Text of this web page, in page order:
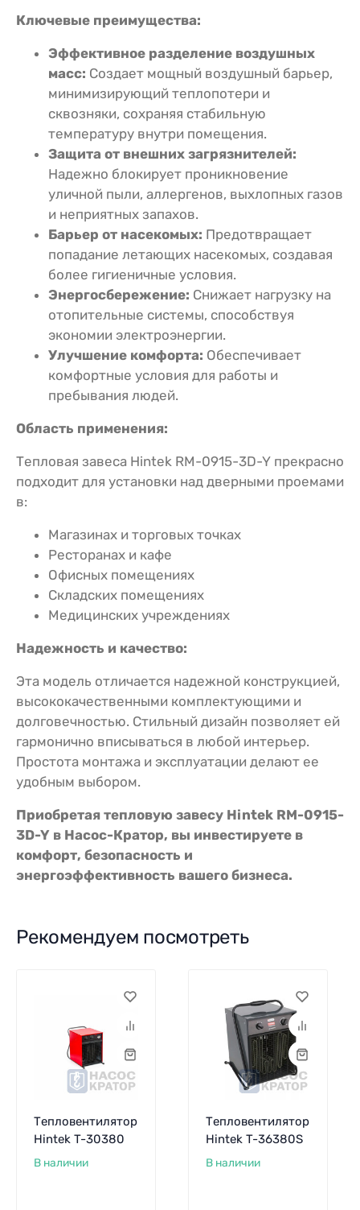
Ключевые преимущества:
Эффективное разделение воздушных
масс: Создает мощный воздушный барьер,
минимизирующий теплопотери и
сквозняки, сохраняя стабильную
температуру внутри помещения.
Защита от внешних загрязнителей:
Надежно блокирует проникновение
уличной пыли, аллергенов, выхлопных газов
и неприятных запахов.
Барьер от насекомых: Предотвращает
попадание летающих насекомых, создавая
более гигиеничные условия.
Энергосбережение: Снижает нагрузку на
отопительные системы, способствуя
экономии электроэнергии.
Улучшение комфорта: Обеспечивает
комфортные условия для работы и
пребывания людей.
Область применения:
Тепловая завеса Hintek RM-0915-3D-Y прекрасно
подходит для установки над дверными проемами
в:
Магазинах и торговых точках
Ресторанах и кафе
Офисных помещениях
Складских помещениях
Медицинских учреждениях
Надежность и качество:
Эта модель отличается надежной конструкцией,
высококачественными комплектующими и
долговечностью. Стильный дизайн позволяет ей
гармонично вписываться в любой интерьер.
Простота монтажа и эксплуатации делают ее
удобным выбором.
Приобретая тепловую завесу Hintek RM-0915-
3D-Y в Насос-Кратор, вы инвестируете в
комфорт, безопасность и
энергоэффективность вашего бизнеса.
Рекомендуем посмотреть
Тепловентилятор
Hintek T-30380
В наличии
Тепловентилятор
Hintek T-36380S
В наличии